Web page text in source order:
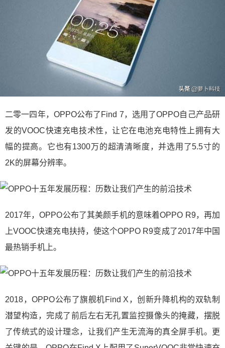
二零一四年，OPPO公布了Find 7，选用了OPPO自己产品研
发的VOOC快速充电技术性，让它在电池充电特性上拥有大
幅的提高。它也有1300万的超清清晰度，并选用了5.5寸的
2K的屏幕分辨率。
2017年，OPPO公布了其美颜手机的意味着OPPO R9，再加
上VOOC快速充电扶持，使这个OPPO R9变成了2017年中国
最热销手机上。
2018，OPPO公布了旗舰机Find X，创新升降机构的双轨制
潜望构造，完成了前后左右无孔置监控摄像头的掩藏，摆脱
了传统式的设计理念，让我们产生无流海的真全屏手机。更